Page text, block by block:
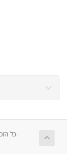
זכויות יוצרים © 2026 Prometeus By Cdlan כל הזכויות שמורות.